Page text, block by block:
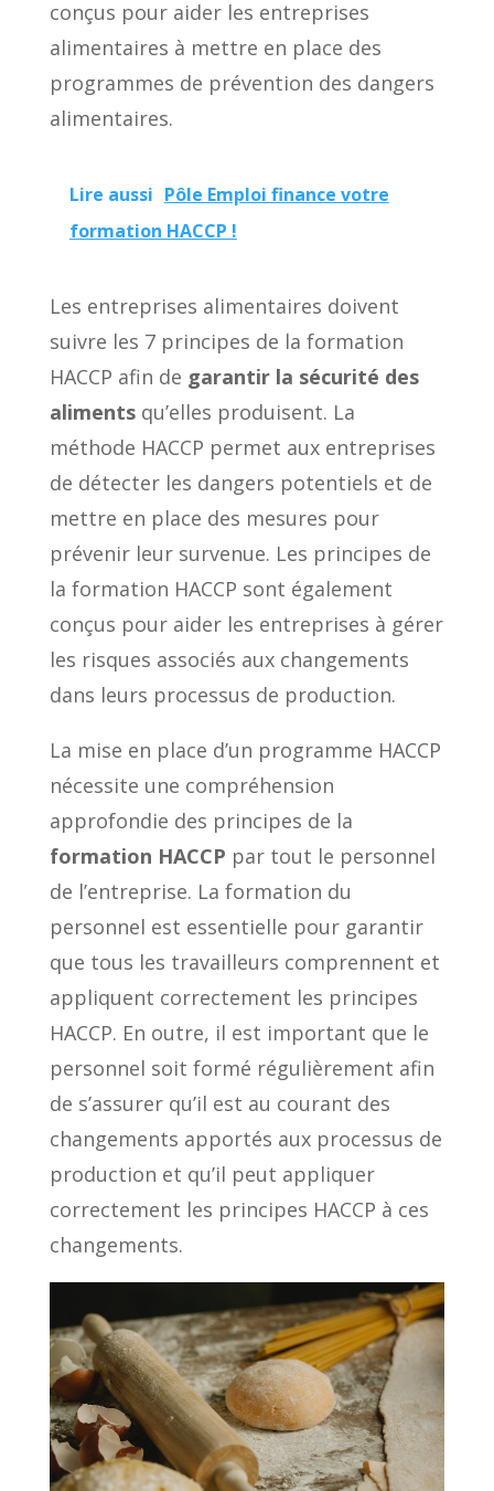
conçus pour aider les entreprises
alimentaires à mettre en place des
programmes de prévention des dangers
alimentaires.
Lire aussi Pôle Emploi finance votre
formation HACCP !
Les entreprises alimentaires doivent
suivre les 7 principes de la formation
HACCP afin de garantir la sécurité des
alimentsqu’elles produisent. La
méthode HACCP permet aux entreprises
de détecter les dangers potentiels et de
mettre en place des mesures pour
prévenir leur survenue. Les principes de
la formation HACCP sont également
conçus pour aider les entreprises à gérer
les risques associés aux changements
dans leurs processus de production.
La mise en place d’un programme HACCP
nécessite une compréhension
approfondie des principes de la
formation HACCP par tout le personnel
de l’entreprise. La formation du
personnel est essentielle pour garantir
que tous les travailleurs comprennent et
appliquent correctement les principes
HACCP. En outre, il est important que le
personnel soit formé régulièrement afin
de s’assurer qu’il est au courant des
changements apportés aux processus de
production et qu’il peut appliquer
correctement les principes HACCP à ces
changements.